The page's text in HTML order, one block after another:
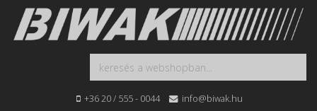
+36 20 / 555 - 0044 info@biwak.hu